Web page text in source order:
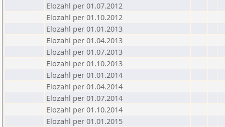
Elozahl per 01.07.2012
Elozahl per 01.10.2012
Elozahl per 01.01.2013
Elozahl per 01.04.2013
Elozahl per 01.07.2013
Elozahl per 01.10.2013
Elozahl per 01.01.2014
Elozahl per 01.04.2014
Elozahl per 01.07.2014
Elozahl per 01.10.2014
Elozahl per 01.01.2015